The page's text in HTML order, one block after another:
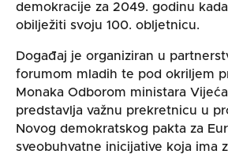
demokracije za 2049. godinu
obilježiti svoju 100. obljetnicu.
Događaj je organiziran u
forumom mladih te pod okriljem
Monaka Odborom ministara
predstavlja važnu prekretnicu u
Novog demokratskog pakta za
sveobuhvatne inicijative koja ima